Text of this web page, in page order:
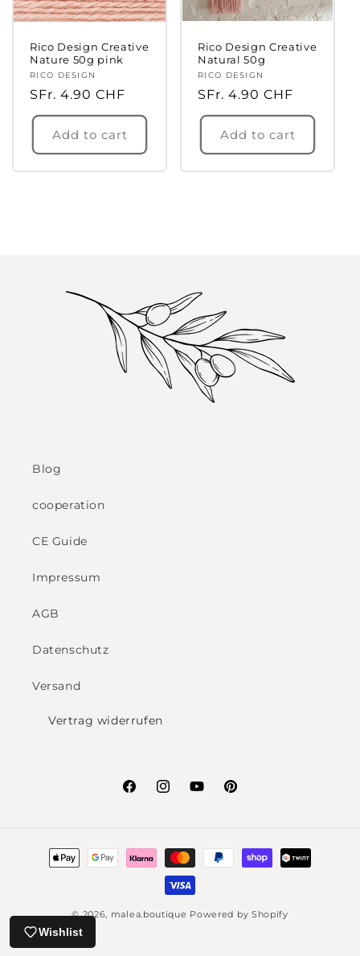
Rico Design Creative
Nature 50g pink
Vendor:
RICO DESIGN
Regular
price
SFr. 4.90 CHF
Add to cart
Rico Design Creative
Natural 50g
Vendor:
RICO DESIGN
Regular
price
SFr. 4.90 CHF
Add to cart
Blog
cooperation
CE Guide
Impressum
AGB
Datenschutz
Versand
Vertrag widerrufen
FacebookInstagramYouTubePinterest
Payment
methods
© 2026, malea.boutique Powered by Shopify
Login required
Log in to your account to add products to
your wishlist and view your previously saved
Wishlist